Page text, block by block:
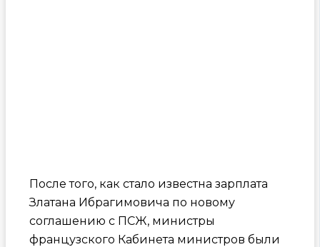
После того, как стало известна зарплата
Златана Ибрагимовича по новому
соглашению с ПСЖ, министры
французского Кабинета министров были